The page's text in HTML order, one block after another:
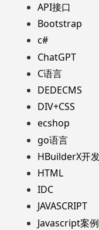
API接口
Bootstrap
c#
ChatGPT
C语言
DEDECMS
DIV+CSS
ecshop
go语言
HBuilderX开
HTML
IDC
JAVASCRIPT
Javascript案例